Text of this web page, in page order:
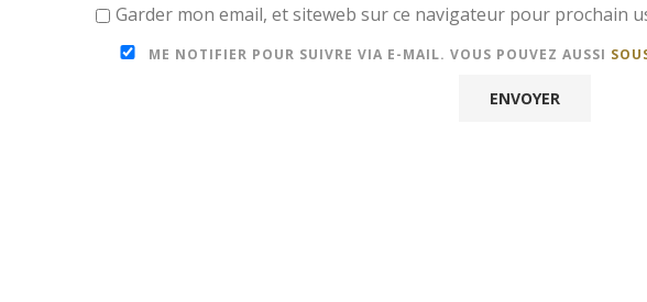
Garder mon email, et siteweb sur ce navigateur pour prochain
ME NOTIFIER POUR SUIVRE VIA E-MAIL. VOUS POUVEZ AUSSI